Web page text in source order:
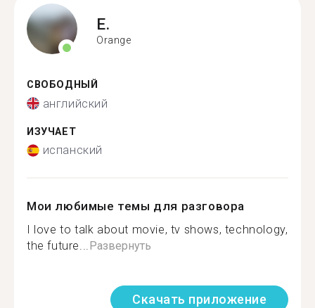
E.
Orange
СВОБОДНЫЙ
английский
ИЗУЧАЕТ
испанский
Мои любимые темы для разговора
I love to talk about movie, tv shows, technology,
the future...Развернуть
Скачать приложение